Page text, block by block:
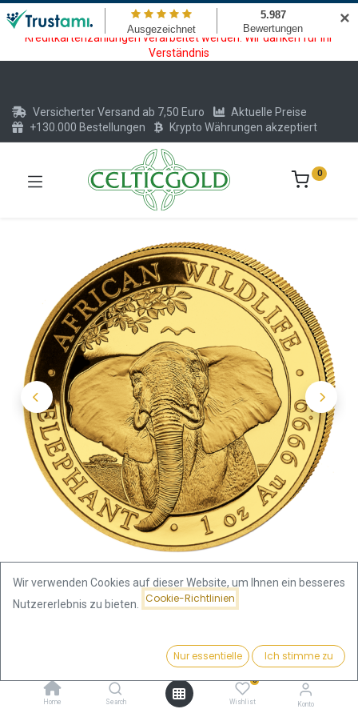
Wartungsarbeiten am Kreditkarten und Krypto Bezahlmodul. In der
Zeit vom 20.07. - 09.08.2026 können keine Krypto oder
Kreditkartenzahlungen verarbeitet werden. Wir danken für Ihr
Verständnis
3.869,27€ Kaufen
Home Search
0
Wishlist Konto
Versicherter Versand ab 7,50 Euro
Aktuelle Preise
+130.000 Bestellungen
Krypto Währungen akzeptiert
0
Somalia Elefant 1 Unze Goldmünze 2021
Somalia Elefant 1 Unze
Wir verwenden Cookies auf dieser Website, um Ihnen ein besseres
Nutzererlebnis zu bieten.
Cookie-Richtlinien
Nur essentielle Ich stimme zu
✕